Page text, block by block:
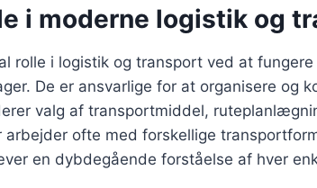
i moderne logistik og
rolle i logistik og transport ved at
De er ansvarlige for at organisere og
valg af transportmiddel,
ofte med forskellige
en dybdegående forståelse af hver